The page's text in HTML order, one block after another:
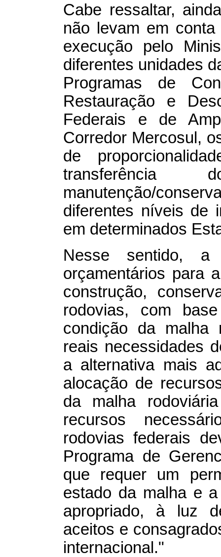
Cabe ressaltar,
não levam em
execução pelo
diferentes unidades
Programas de
Restauração e
Federais e de
Corredor Mercosul,
de
manutenção/
diferentes níveis de
em determinados
Nesse sentido, a
orçamentários para
construção,
rodovias, com
condição da malha
reais necessidades
a alternativa mais
alocação de
da malha
recursos
rodovias federais
Programa de
que requer um
estado da malha e
apropriado, à luz
aceitos e
internacional."